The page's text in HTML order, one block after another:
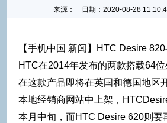
来源： 日期： 2020-08-28
【手机中国 新闻】HTC Desire
HTC在2014年发布的两款搭载64
在这款产品即将在英国和德国地区
本地经销商网站中上架，
本月中旬，而HTC Desire 620则要